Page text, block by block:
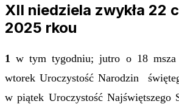
XII niedziela zwykła 22
2025 rkou
1w tym tygodniu; jutro o 18 msza
wtorek Uroczystość Narodzin
w piątek Uroczystość Najświętszego